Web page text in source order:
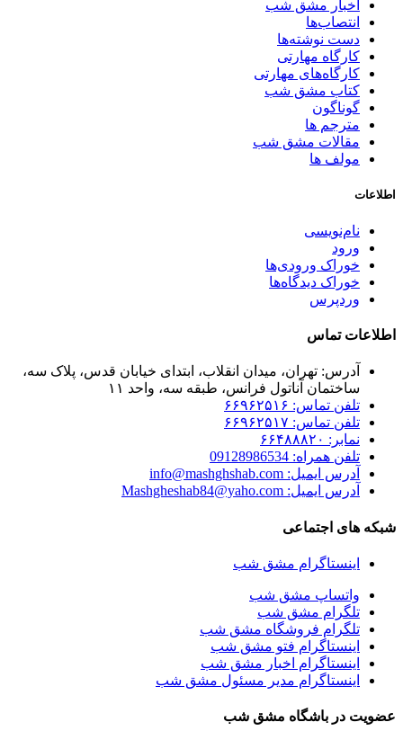
اخبار مشق شب
انتصاب‌ها
دست نوشته‌ها
کارگاه مهارتی
کارگاه‌های مهارتی
کتاب مشق شب
گوناگون
مترجم ها
مقالات مشق شب
مولف ها
اطلاعات
نام‌نویسی
ورود
خوراک ورودی‌ها
خوراک دیدگاه‌ها
وردپرس
اطلاعات تماس
آدرس: تهران، میدان انقلاب، ابتدای خیابان قدس، پلاک سه،
ساختمان آناتول فرانس، طبقه سه، واحد ۱۱
تلفن تماس: ۶۶۹۶۲۵۱۶
تلفن تماس: ۶۶۹۶۲۵۱۷
نمابر: ۶۶۴۸۸۸۲۰
تلفن همراه: 09128986534
آدرس ایمیل: info@mashghshab.com
آدرس ایمیل: Mashgheshab84@yaho.com
شبکه های اجتماعی
اینستاگرام مشق شب
واتساپ مشق شب
تلگرام مشق شب
تلگرام فروشگاه مشق شب
اینستاگرام فتو مشق شب
اینستاگرام اخبار مشق شب
اینستاگرام مدیر مسئول مشق شب
عضویت در باشگاه مشق شب